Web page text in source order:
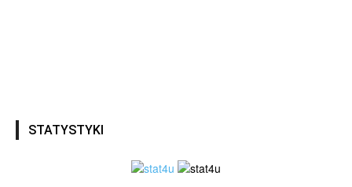
STATYSTYKI